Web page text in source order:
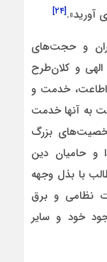
آورید».[۲۴]
و حجت‌های
و کلان‌طرح
اطاعت، خدمت و
به آنها خدمت
بزرگ
و حامیان دین
با بذل وجهه
نظامی و برق
خود و سایر